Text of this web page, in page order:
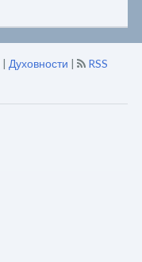
| Духовности |
RSS